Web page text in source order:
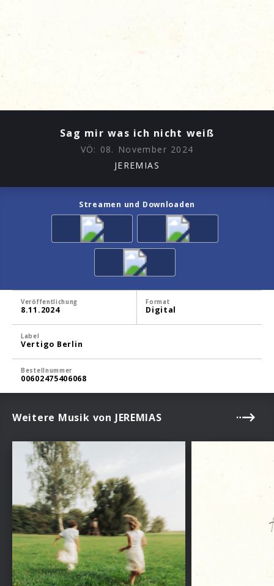
Sag mir was ich nicht weiß
VÖ: 08. November 2024
JEREMIAS
Streamen und Downloaden
Veröffentlichung
8.11.2024
Format
Digital
Label
Vertigo Berlin
Bestellnummer
00602475406068
Weitere Musik von JEREMIAS